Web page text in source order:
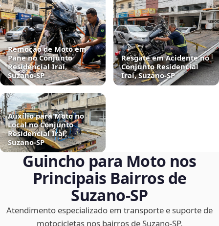
Remoção de Moto em
Pane no Conjunto
Residencial Iraí,
Suzano‑SP
Resgate em Acidente no
Conjunto Residencial
Iraí, Suzano‑SP
Auxílio para Moto no
Local no Conjunto
Residencial Iraí,
Suzano‑SP
Guincho para Moto nos
Principais Bairros de
Suzano‑SP
Atendimento especializado em transporte e suporte de
motocicletas nos bairros de Suzano‑SP.